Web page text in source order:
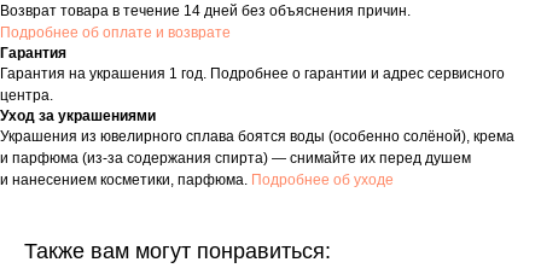
Возврат товара в течение 14 дней без объяснения причин.
Подробнее об оплате и возврате
Гарантия
Гарантия на украшения 1 год. Подробнее о гарантии и адрес сервисного
центра.
Уход за украшениями
Украшения из ювелирного сплава боятся воды (особенно солёной), крема
и парфюма (из-за содержания спирта) — снимайте их перед душем
и нанесением косметики, парфюма. Подробнее об уходе
Также вам могут понравиться: